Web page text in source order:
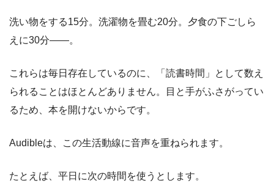
洗い物をする15分。洗濯物を畳む20分。夕食の下ごしら
えに30分――。
これらは毎日存在しているのに、「読書時間」として数え
られることはほとんどありません。目と手がふさがってい
るため、本を開けないからです。
Audibleは、この生活動線に音声を重ねられます。
たとえば、平日に次の時間を使うとします。